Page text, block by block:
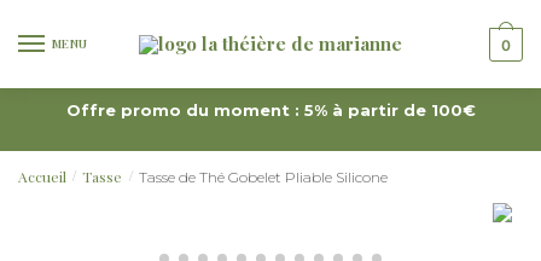
MENU 0
Offre promo du moment : 5% à partir de 100€
Accueil / Tasse / Tasse de Thé Gobelet Pliable Silicone